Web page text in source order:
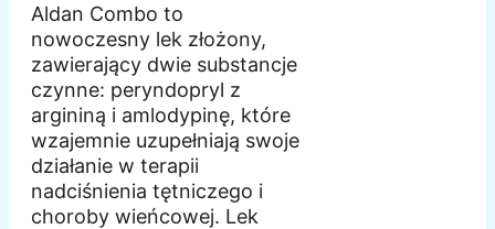
Aldan Combo to
nowoczesny lek złożony,
zawierający dwie substancje
czynne: peryndopryl z
argininą i amlodypinę, które
wzajemnie uzupełniają swoje
działanie w terapii
nadciśnienia tętniczego i
choroby wieńcowej. Lek